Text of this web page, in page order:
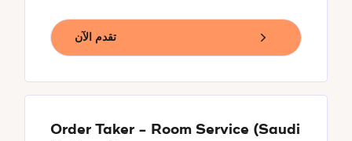
تقدم الآن
Order Taker - Room Service (Saudi